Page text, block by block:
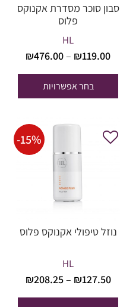
סבון סוכר מסדרת אקנוקס
פלוס
HL
₪119.00
–
₪476.00
בחר אפשרויות
-15%
נוזל טיפולי אקנוקס פלוס
HL
₪127.50
–
₪208.25